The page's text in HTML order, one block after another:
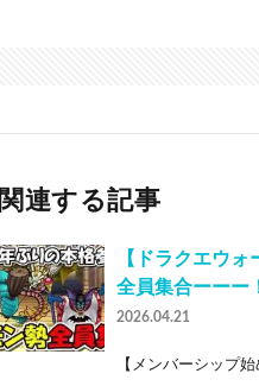
関連する記事
【ドラクエウ
全員集合ーーー
2026.04.21
【メンバーシップ